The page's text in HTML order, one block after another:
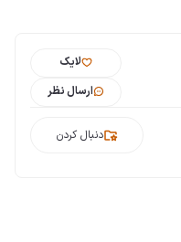
لایک
ارسال نظر
دنبال کردن